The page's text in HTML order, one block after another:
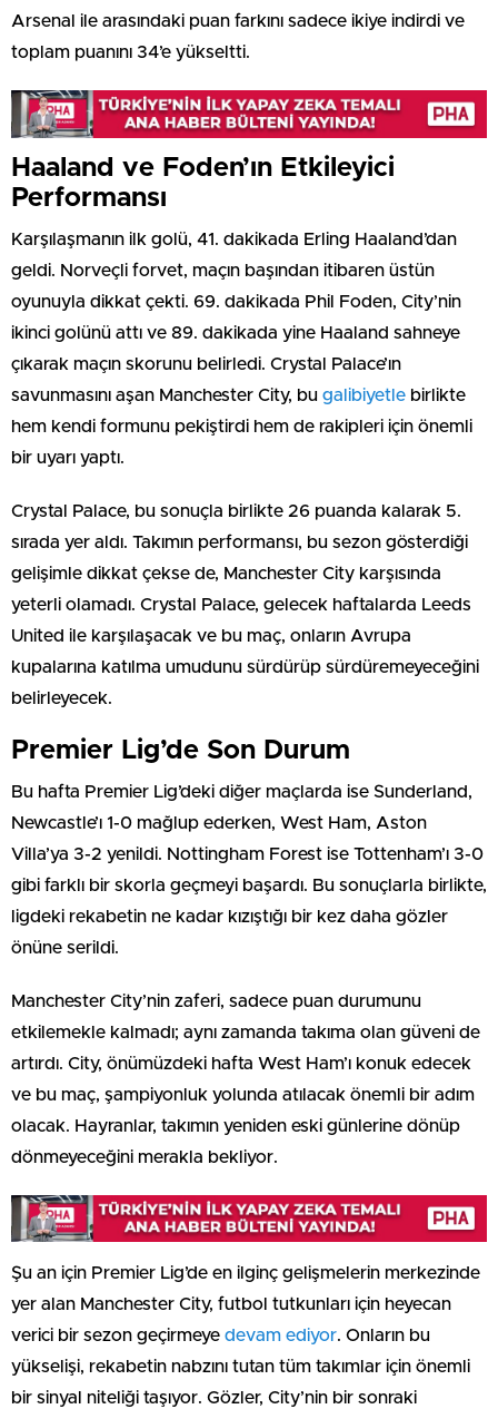
Arsenal ile arasındaki puan farkını sadece ikiye indirdi ve
toplam puanını 34’e yükseltti.
Haaland ve Foden’ın Etkileyici
Performansı
Karşılaşmanın ilk golü, 41. dakikada Erling Haaland’dan
geldi. Norveçli forvet, maçın başından itibaren üstün
oyunuyla dikkat çekti. 69. dakikada Phil Foden, City’nin
ikinci golünü attı ve 89. dakikada yine Haaland sahneye
çıkarak maçın skorunu belirledi. Crystal Palace’ın
savunmasını aşan Manchester City, bu galibiyetle birlikte
hem kendi formunu pekiştirdi hem de rakipleri için önemli
bir uyarı yaptı.
Crystal Palace, bu sonuçla birlikte 26 puanda kalarak 5.
sırada yer aldı. Takımın performansı, bu sezon gösterdiği
gelişimle dikkat çekse de, Manchester City karşısında
yeterli olamadı. Crystal Palace, gelecek haftalarda Leeds
United ile karşılaşacak ve bu maç, onların Avrupa
kupalarına katılma umudunu sürdürüp sürdüremeyeceğini
belirleyecek.
Premier Lig’de Son Durum
Bu hafta Premier Lig’deki diğer maçlarda ise Sunderland,
Newcastle’ı 1-0 mağlup ederken, West Ham, Aston
Villa’ya 3-2 yenildi. Nottingham Forest ise Tottenham’ı 3-0
gibi farklı bir skorla geçmeyi başardı. Bu sonuçlarla birlikte,
ligdeki rekabetin ne kadar kızıştığı bir kez daha gözler
önüne serildi.
Manchester City’nin zaferi, sadece puan durumunu
etkilemekle kalmadı; aynı zamanda takıma olan güveni de
artırdı. City, önümüzdeki hafta West Ham’ı konuk edecek
ve bu maç, şampiyonluk yolunda atılacak önemli bir adım
olacak. Hayranlar, takımın yeniden eski günlerine dönüp
dönmeyeceğini merakla bekliyor.
Şu an için Premier Lig’de en ilginç gelişmelerin merkezinde
yer alan Manchester City, futbol tutkunları için heyecan
verici bir sezon geçirmeye devam ediyor. Onların bu
yükselişi, rekabetin nabzını tutan tüm takımlar için önemli
bir sinyal niteliği taşıyor. Gözler, City’nin bir sonraki